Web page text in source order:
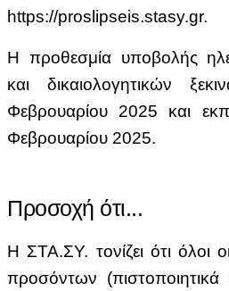
https://proslipseis.stasy.gr.
Η προθεσμία υποβολής
και δικαιολογητικών
Φεβρουαρίου 2025 και
Φεβρουαρίου 2025.
Προσοχή ότι...
Η ΣΤΑ.ΣΥ. τονίζει ότι όλοι
προσόντων